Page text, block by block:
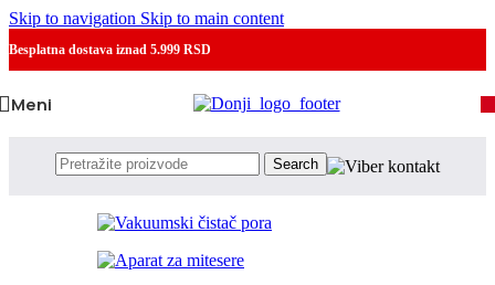
Skip to navigation Skip to main content
Besplatna dostava iznad 5.999 RSD
Meni
Search